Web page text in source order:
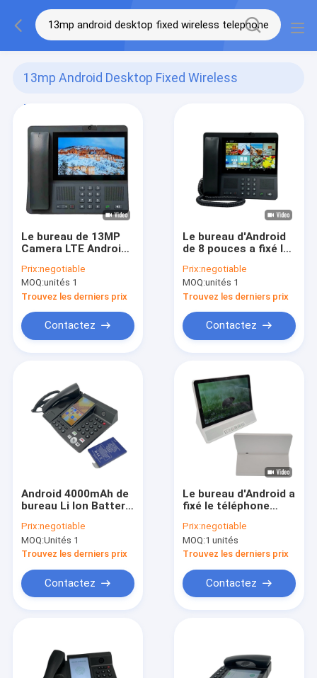
13mp Android Desktop Fixed Wireless
Telephone
(16)
Le bureau de 13MP
Camera LTE Android
sans fil 2GB + 16GB
Prix:negotiable
MOQ:unités 1
Trouvez les derniers prix
Contactez
Le bureau d'Android
de 8 pouces a fixé le
13MP Camera Video
Call
Prix:negotiable
MOQ:unités 1
Trouvez les derniers prix
Contactez
Android 4000mAh de
bureau Li Ion Battery
Telephone Volte 2GB
+16GB
Prix:negotiable
MOQ:Unités 1
Trouvez les derniers prix
Contactez
Le bureau d'Android a
fixé le téléphone
creusent blanc
Prix:negotiable
MOQ:1 unités
Trouvez les derniers prix
Contactez